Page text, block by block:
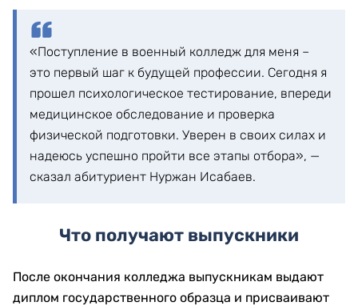
«Поступление в военный колледж для меня –
это первый шаг к будущей профессии. Сегодня я
прошел психологическое тестирование, впереди
медицинское обследование и проверка
физической подготовки. Уверен в своих силах и
надеюсь успешно пройти все этапы отбора», —
сказал абитуриент Нуржан Исабаев.
Что получают выпускники
После окончания колледжа выпускникам выдают
диплом государственного образца и присваивают